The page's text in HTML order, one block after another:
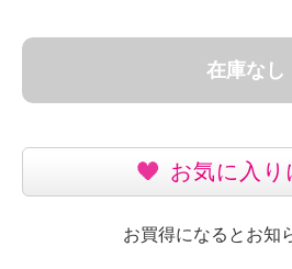
在庫なし
お気に入り
お買得になるとお知